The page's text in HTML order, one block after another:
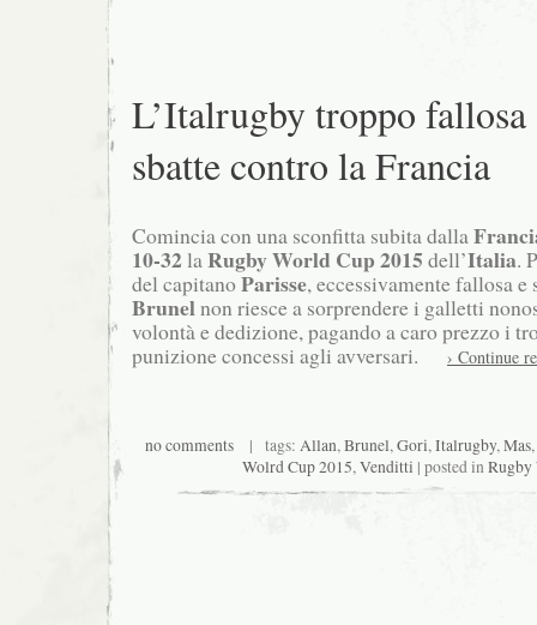
L’Italrugby troppo fallosa
sbatte contro la Francia
Comincia con una sconfitta subita dalla
10-32la Rugby World Cup 2015 dell’Italia.
del capitano Parisse, eccessivamente fallosa
Brunelnon riesce a sorprendere i galletti
volontà e dedizione, pagando a caro prezzo i
punizione concessi agli avversari.
› Continue
no comments | tags: Allan,Brunel,Gori,Italrugby,Mas,
Wolrd Cup 2015,Venditti | posted inRugby